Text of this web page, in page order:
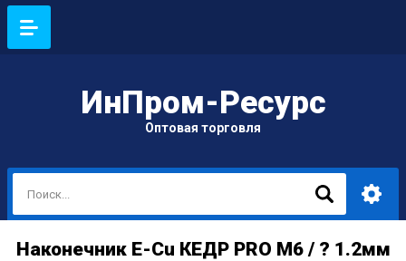
ИнПром-Ресурс
Оптовая торговля
Наконечник E-Cu КЕДР PRO М6 / ? 1.2мм